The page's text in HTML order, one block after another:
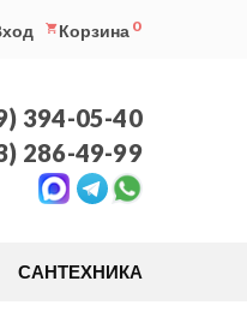
Корзина 0
394-05-40
286-49-99
САНТЕХНИКА